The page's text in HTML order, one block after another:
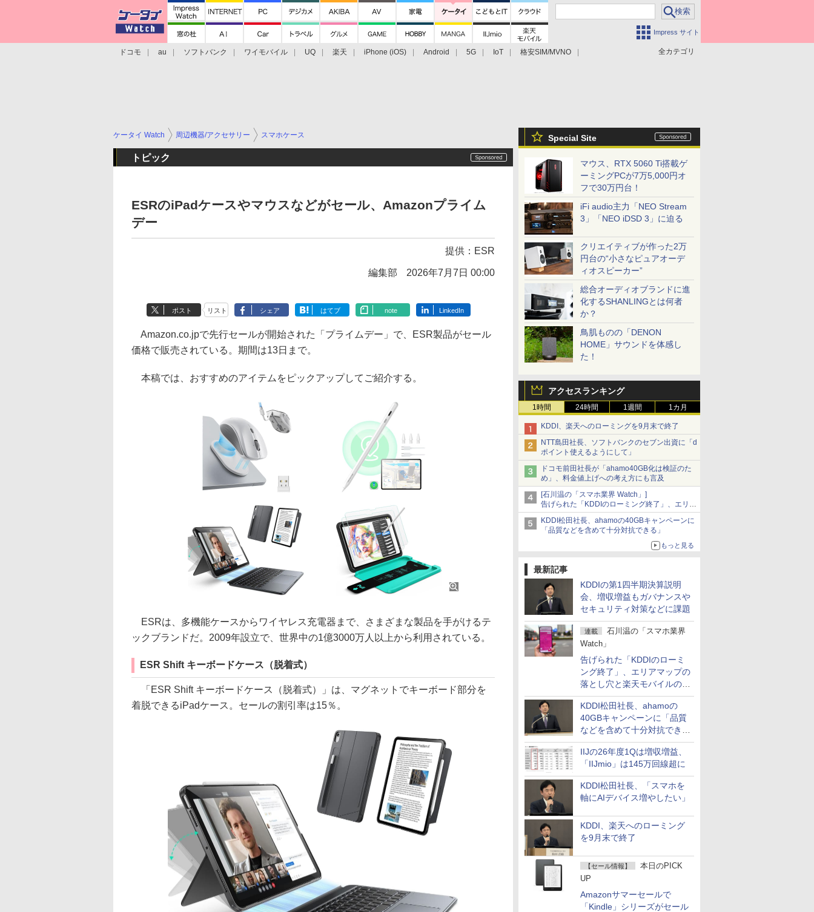
Impress サイト
全カテゴリ
ドコモ au ソフトバンク ワイモバイル UQ 楽天 iPhone (iOS) Android 5G IoT
格安SIM/MVNO
Special Site
マウス、RTX 5060 Ti搭載ゲ
ーミングPCが7万5,000円オ
フで30万円台！
iFi audio主力「NEO Stream
3」「NEO iDSD 3」に迫る
クリエイティブが作った2万
円台の“小さなピュアオーデ
ィオスピーカー”
総合オーディオブランドに進
化するSHANLINGとは何者
か？
鳥肌ものの「DENON
HOME」サウンドを体感し
た！
アクセスランキング
1時間 24時間 1週間 1カ月
KDDI、楽天へのローミングを9月末で終了
NTT島田社長、ソフトバンクのセブン出資に「d
ポイント使えるようにして」
ドコモ前田社長が「ahamo40GB化は検証のた
め」、料金値上げへの考え方にも言及
[石川温の「スマホ業界 Watch」]
告げられた「KDDIのローミング終了」、エリア
マップの落とし穴と楽天モバイルの課題
KDDI松田社長、ahamoの40GBキャンペーンに
「品質などを含めて十分対抗できる」
もっと見る
最新記事
KDDIの第1四半期決算説明
会、増収増益もガバナンスや
セキュリティ対策などに課題
連載
石川温の「スマホ業界
Watch」
告げられた「KDDIのローミ
ング終了」、エリアマップの
落とし穴と楽天モバイルの課
題
KDDI松田社長、ahamoの
40GBキャンペーンに「品質
などを含めて十分対抗でき
る」
IIJの26年度1Qは増収増益、
「IIJmio」は145万回線超に
KDDI松田社長、「スマホを
軸にAIデバイス増やしたい」
KDDI、楽天へのローミング
を9月末で終了
【セール情報】
本日のPICK
UP
Amazonサマーセールで
「Kindle」シリーズがセール
ケータイ Watch 周辺機器/アクセサリー スマホケース
トピック
ESRのiPadケースやマウスなどがセール、Amazonプライム
デー
提供： ESR
編集部 2026年7月7日 00:00
ポスト リスト シェア はてブ note LinkedIn
Amazon.co.jpで先行セールが開始された「プライムデー」で、ESR製品がセール
価格で販売されている。期間は13日まで。
本稿では、おすすめのアイテムをピックアップしてご紹介する。
ESRは、多機能ケースからワイヤレス充電器まで、さまざまな製品を手がけるテ
ックブランドだ。2009年設立で、世界中の1億3000万人以上から利用されている。
ESR Shift キーボードケース（脱着式）
「ESR Shift キーボードケース（脱着式）」は、マグネットでキーボード部分を
着脱できるiPadケース。セールの割引率は15％。